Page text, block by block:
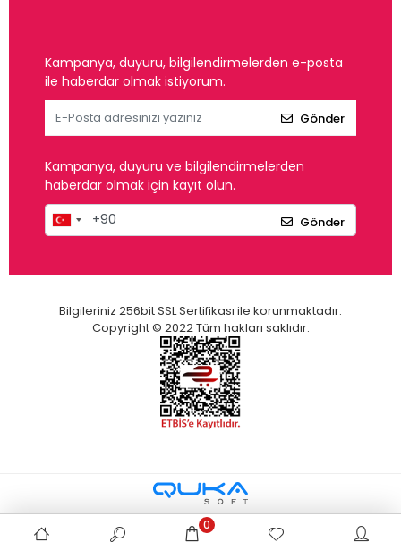
Kampanya, duyuru, bilgilendirmelerden e-posta
ile haberdar olmak istiyorum.
Gönder
Kampanya, duyuru ve bilgilendirmelerden
haberdar olmak için kayıt olun.
Gönder
Bilgileriniz 256bit SSL Sertifikası ile korunmaktadır.
Copyright © 2022 Tüm hakları saklıdır.
0